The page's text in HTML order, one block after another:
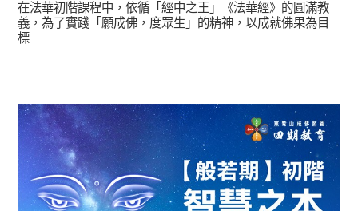
在法華初階課程中，依循「經中之王」《法華經》的圓滿教
義，為了實踐「願成佛，度眾生」的精神，以成就佛果為目
標
最新消息